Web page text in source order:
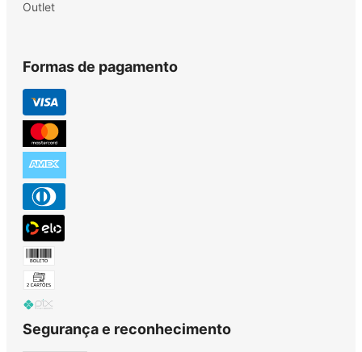
Outlet
Formas de pagamento
Segurança e reconhecimento